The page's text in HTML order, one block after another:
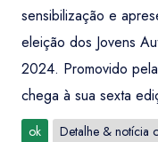
sensibilização e
eleição dos Jovens
2024. Promovido
chega à sua sexta
ok Detalhe & notícia